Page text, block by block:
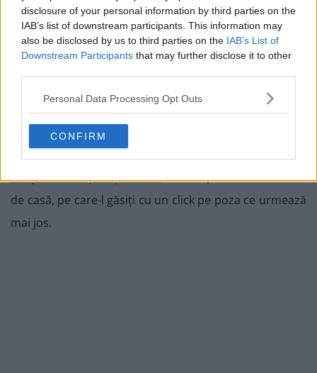
disclosure of your personal information by third parties on the
IAB’s list of downstream participants. This information may
also be disclosed by us to third parties on the IAB’s List of
Downstream Participants that may further disclose it to other
Personal Data Processing Opt Outs
CONFIRM
2. Cândva, în acest lung interval de așteptare, se
pregătesc sticle/borcane sterilizate. Pentru asta, se
de vase. Se limpezesc în câteva ape și se așează pe o
tavă metalică. Mai departe, vă recomand să urmați
recipientelor și capacelor folosite pentru conservele
de casă, pe care-l găsiți cu un click pe poza ce urmează
mai jos.